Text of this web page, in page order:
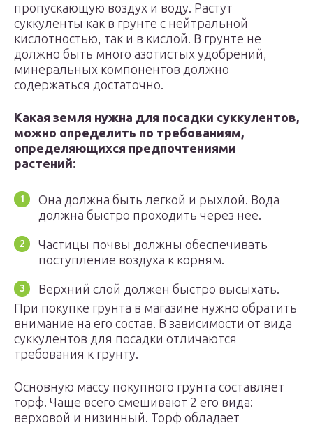
пропускающую воздух и воду. Растут
суккуленты как в грунте с нейтральной
кислотностью, так и в кислой. В грунте не
должно быть много азотистых удобрений,
минеральных компонентов должно
содержаться достаточно.
Какая земля нужна для посадки суккулентов,
можно определить по требованиям,
определяющихся предпочтениями
растений:
Она должна быть легкой и рыхлой. Вода
должна быстро проходить через нее.
Частицы почвы должны обеспечивать
поступление воздуха к корням.
Верхний слой должен быстро высыхать.
При покупке грунта в магазине нужно обратить
внимание на его состав. В зависимости от вида
суккулентов для посадки отличаются
требования к грунту.
Основную массу покупного грунта составляет
торф. Чаще всего смешивают 2 его вида:
верховой и низинный. Торф обладает